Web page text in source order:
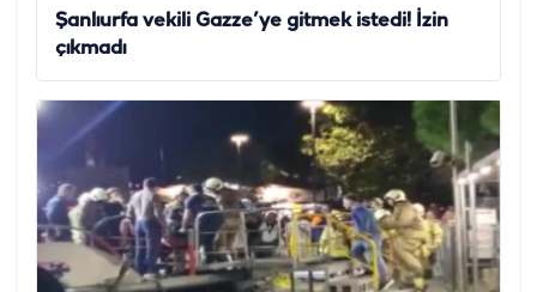
Şanlıurfa vekili Gazze’ye gitmek istedi! İzin
çıkmadı